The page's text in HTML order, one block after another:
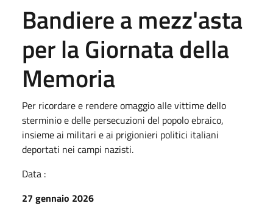
Bandiere a mezz'asta
per la Giornata della
Memoria
Per ricordare e rendere omaggio alle vittime dello
sterminio e delle persecuzioni del popolo ebraico,
insieme ai militari e ai prigionieri politici italiani
deportati nei campi nazisti.
Data :
27 gennaio 2026